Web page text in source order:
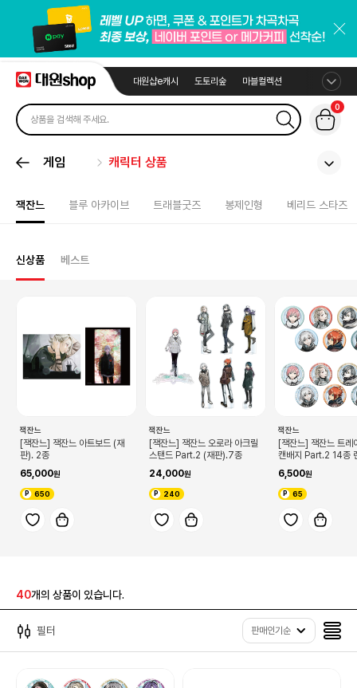
대원샵e캐시 도토리숲 마블컬렉션
0
게임 캐릭터 상품
잭잔느 블루 아카이브 트래블굿즈 봉제인형 베리드 스타즈
신상품 베스트
잭잔느
[잭잔느] 잭잔느 아트보드 (재
판). 2종
65,000
650
잭잔느
[잭잔느] 잭잔느 오로라 아크릴
스탠드 Part.2 (재판).7종
24,000
240
잭잔느
[잭잔느] 잭잔느 트레
캔배지 Part.2 14종
6,500
65
40개의 상품이 있습니다.
필터 판매인기순